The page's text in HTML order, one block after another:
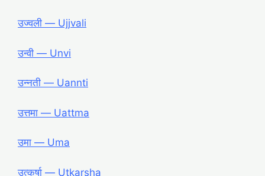
उज्वली ― Ujjvali
उन्वी ― Unvi
उन्नती ― Uannti
उत्तमा ― Uattma
उमा ― Uma
उत्कर्षा ― Utkarsha